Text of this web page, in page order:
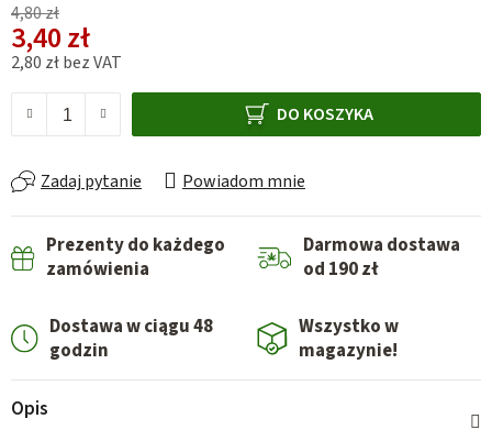
4,80 zł
3,40 zł
2,80 zł bez VAT
DO KOSZYKA
Zadaj pytanie Powiadom mnie
Prezenty do każdego
zamówienia
Darmowa dostawa
od 190 zł
Dostawa w ciągu 48
godzin
Wszystko w
magazynie!
Opis